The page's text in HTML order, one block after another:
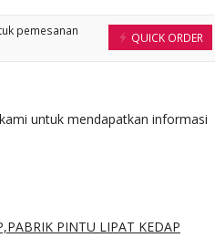
QUICK ORDER
pemesanan
untuk mendapatkan informasi
PINTU LIPAT KEDAP